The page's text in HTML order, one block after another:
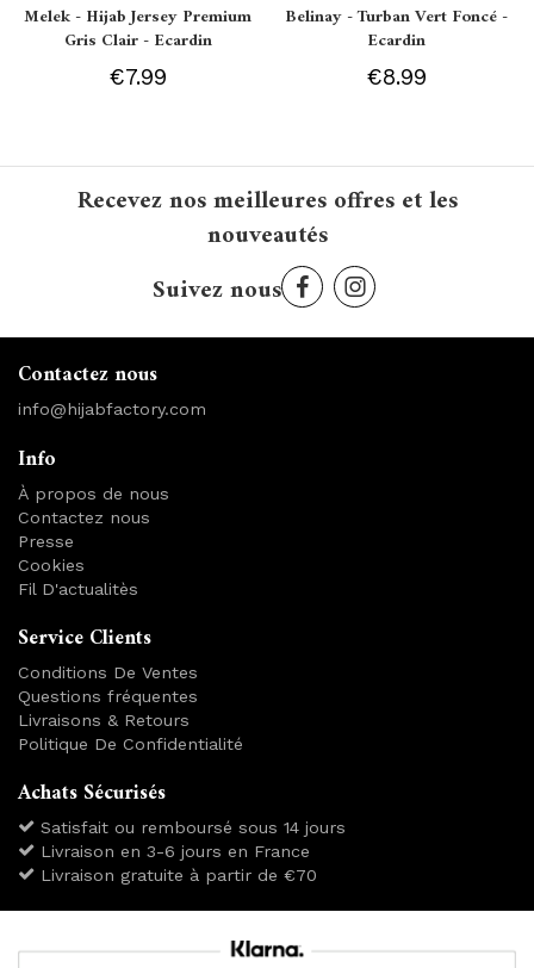
Melek - Hijab Jersey Premium
Gris Clair - Ecardin
€7.99
Belinay - Turban Vert Foncé -
Ecardin
€8.99
Recevez nos meilleures offres et les
nouveautés
Suivez nous
Contactez nous
info@hijabfactory.com
Info
À propos de nous
Contactez nous
Presse
Cookies
Fil D'actualitès
Service Clients
Conditions De Ventes
Questions fréquentes
Livraisons & Retours
Politique De Confidentialité
Achats Sécurisés
Satisfait ou remboursé sous 14 jours
Livraison en 3-6 jours en France
Livraison gratuite à partir de €70